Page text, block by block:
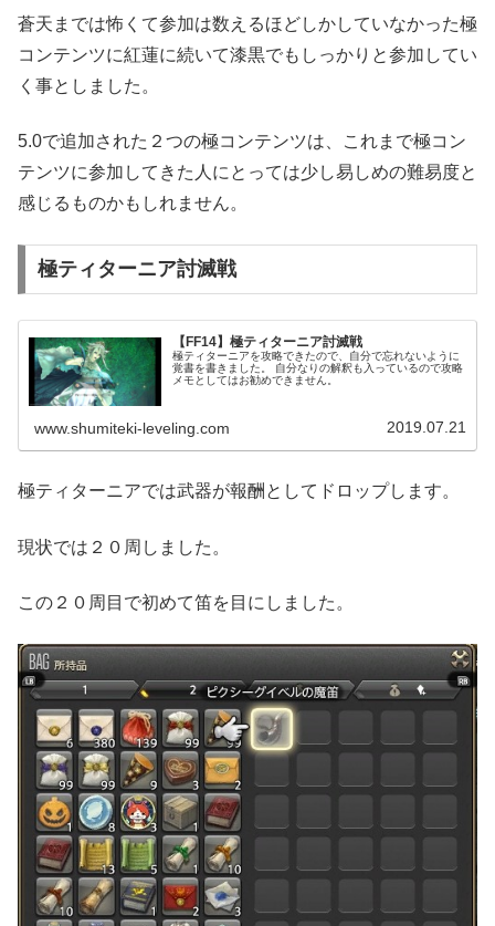
蒼天までは怖くて参加は数えるほどしかしていなかった極
コンテンツに紅蓮に続いて漆黒でもしっかりと参加してい
く事としました。
5.0で追加された２つの極コンテンツは、これまで極コン
テンツに参加してきた人にとっては少し易しめの難易度と
感じるものかもしれません。
極ティターニア討滅戦
【FF14】極ティターニア討滅戦
極ティターニアを攻略できたので、自分で忘れないように
覚書を書きました。 自分なりの解釈も入っているので攻略
メモとしてはお勧めできません。
www.shumiteki-leveling.com 2019.07.21
極ティターニアでは武器が報酬としてドロップします。
現状では２０周しました。
この２０周目で初めて笛を目にしました。